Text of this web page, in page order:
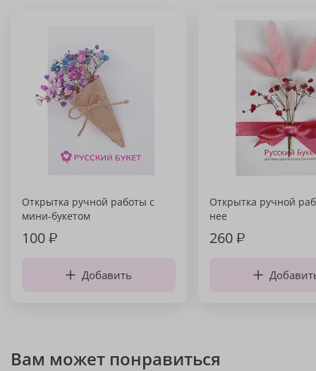
Открытка ручной работы с
мини-букетом
100₽
Добавить
Открытка ручной
нее
260₽
Вам может понравиться